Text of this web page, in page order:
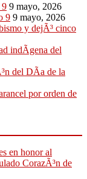
9 9 mayo, 2026
9 9 mayo, 2026
y dejÃ³ cinco
indÃ­gena del
del DÃ­a de la
por orden de
en honor al
CorazÃ³n de